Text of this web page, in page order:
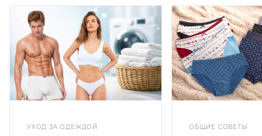
УХОД ЗА ОДЕЖДОЙ
ОБЩИЕ СОВЕТЫ